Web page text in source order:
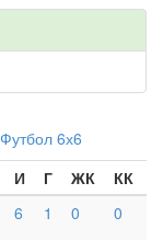
Футбол 6х6
И Г ЖК
КК
6 1 0 0